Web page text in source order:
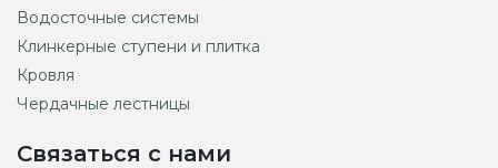
Водосточные системы
Клинкерные ступени и плитка
Кровля
Чердачные лестницы
Связаться с нами